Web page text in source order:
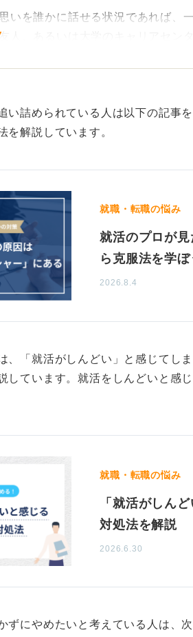
いを誰かに話せる状況であれば、
人、あるいは大学のキャリアセン
く考える機会であると同時に、選
常にストレスフルな期間でもありま
い、精神的に不安定になってしま
養も大切！ ご縁を信じて進も
は、心から喜べること、リラック
図ることです。そして、就職活動
から必要とされていないのではな
すが、決してそんなことはありま
い詰められている人は以下の記事
を解説しています。
就職・転職の悩み
就活のプロが
ら克服法を学ぼ
2026.8.4
、「就活がしんどい」と感じてし
しています。就活をしんどいと感
就職・転職の悩み
「就活がしん
対処法を解説
2026.6.30
ずにやめたいと考えている人は、